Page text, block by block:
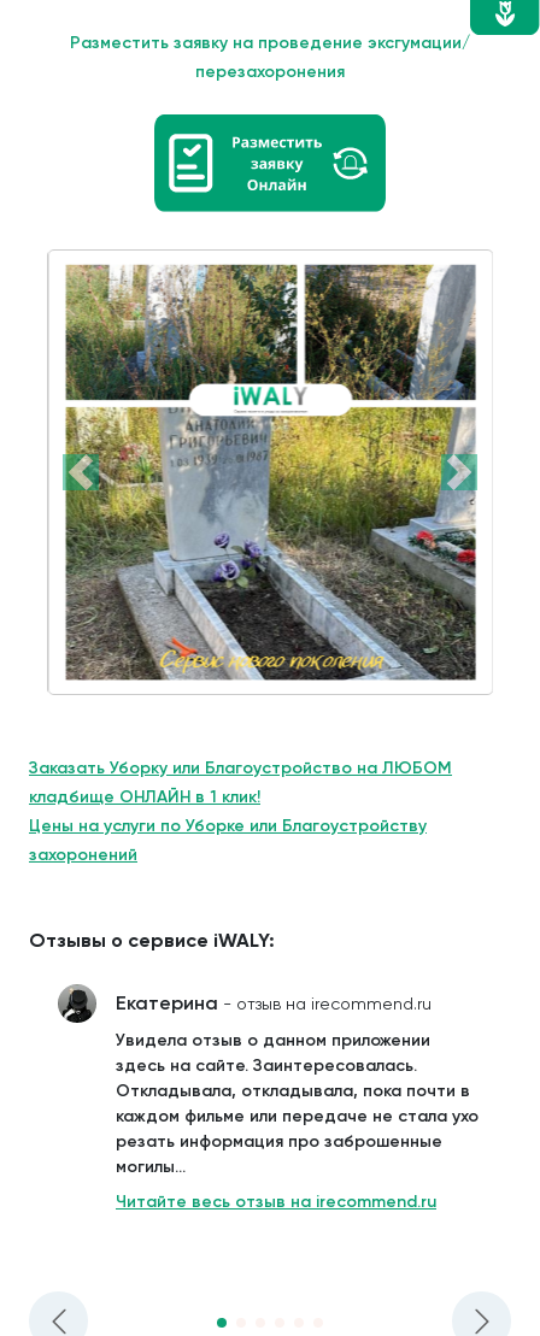
Разместить заявку на проведение эксгумации/
перезахоронения
Заказать Уборку или Благоустройство на ЛЮБОМ
кладбище ОНЛАЙН в 1 клик!
Цены на услуги по Уборке или Благоустройству
захоронений
Отзывы о сервисе iWALY:
Екатерина - отзыв на irecommend.ru
Увидела отзыв о данном приложении
здесь на сайте. Заинтересовалась.
Откладывала, откладывала, пока почти в
каждом фильме или передаче не стала ухо
резать информация про заброшенные
могилы...
Читайте весь отзыв на irecommend.ru